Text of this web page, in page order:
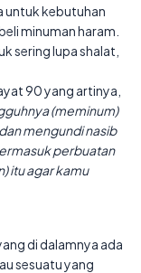
untuk kebutuhan
minuman haram.
sering lupa shalat,
90 yang artinya,
(meminum)
mengundi nasib
perbuatan
itu agar kamu
di dalamnya ada
sesuatu yang